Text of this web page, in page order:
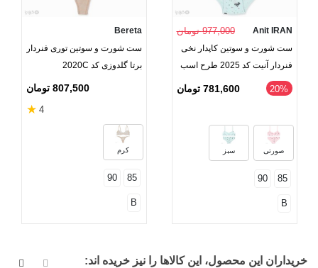
Anit IRAN 977,000 تومان
ست شورت و سوتین کاپدار نخی
فنردار آنیت کد 2025 طرح اسب
تک شاخ
‎20% 781,600 تومان
صورتی سبز
85
90
B
Bereta
ست شورت و سوتین توری فنردار
برتا گلدوزی کد 2020C
807,500 تومان
4
★
کرم
85
90
B
خریداران این محصول، این کالاها را نیز خریده اند: